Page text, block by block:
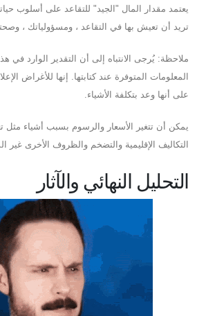
يعتمد مقدار المال "الجيد" للتقاعد على أسلوب
تريد أن تعيش بها في التقاعد ، ومسؤولياتك ،
ملاحظة: يُرجى الانتباه إلى أن التقدير الوارد في
المعلومات المتوفرة عند كتابتها. إنها للأغراض
على أنها وعد بتكلفة الأشياء.
يمكن أن تتغير الأسعار والرسوم بسبب أشياء مثل
التكاليف الإقليمية والتضخم والظروف الأخرى غير
التحليل النهائي والآثار